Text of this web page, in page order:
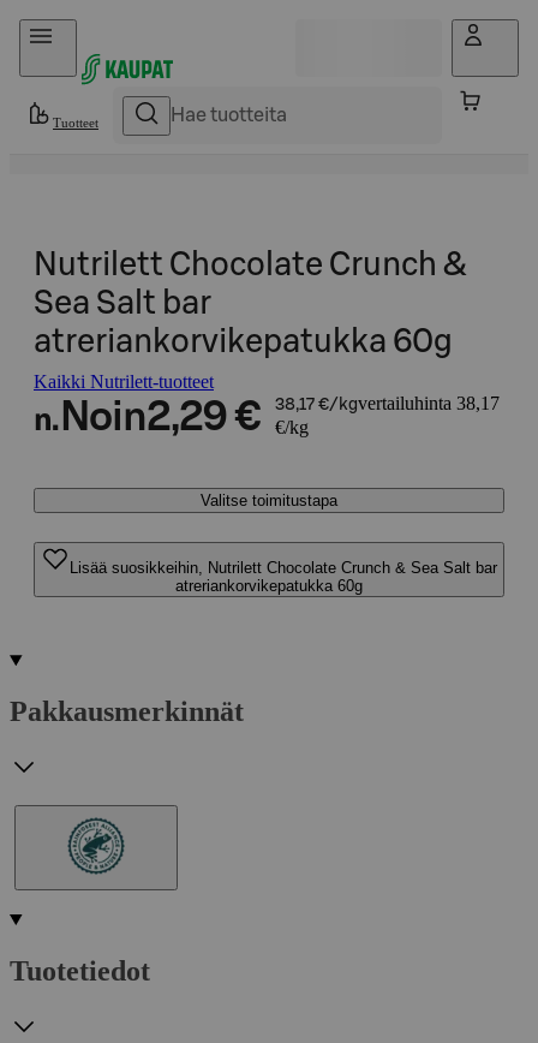
Hyppää sisältöön
Tuotteet
Nutrilett Chocolate Crunch &
Sea Salt bar
atreriankorvikepatukka 60g
Kaikki Nutrilett-tuotteet
n. Noin2,29 € 38,17 €/kgvertailuhinta 38,17
€/kg
Valitse toimitustapa
Lisää suosikkeihin, Nutrilett Chocolate Crunch & Sea Salt bar
atreriankorvikepatukka 60g
Pakkausmerkinnät
Tuotetiedot